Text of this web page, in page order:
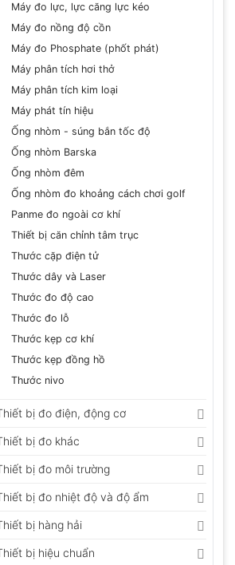
Máy đo lực, lực căng lực kéo
Máy đo nồng độ cồn
Máy đo Phosphate (phốt phát)
Máy phân tích hơi thở
Máy phân tích kim loại
Máy phát tín hiệu
Ống nhòm - súng bắn tốc độ
Ống nhòm Barska
Ống nhòm đêm
Ống nhòm đo khoảng cách chơi golf
Panme đo ngoài cơ khí
Thiết bị căn chỉnh tâm trục
Thước cặp điện tử
Thước dây và Laser
Thước đo độ cao
Thước đo lỗ
Thước kẹp cơ khí
Thước kẹp đồng hồ
Thước nivo
bị đo điện, động cơ
bị đo khác
bị đo môi trường
bị đo nhiệt độ và độ ẩm
bị hàng hải
bị hiệu chuẩn